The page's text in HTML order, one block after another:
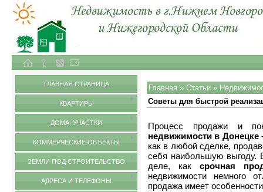
ГЛАВНАЯ СТРАНИЦА
КВАРТИРЫ
ДОМА, УЧАСТКИ
КОММЕРЧЕСКИЕ ОБЪЕКТЫ
ЗЕМЛИ ПОД СТРОИТЕЛЬСТВО
АДРЕСА И ТЕЛЕФОНЫ
Главная » Статьи »
Советы для быстрой
Процесс продажи и
недвижимости в Донецке
как в любой сделке,
себя наибольшую выгоду.
деле, как срочная
недвижимости немного
продажа имеет